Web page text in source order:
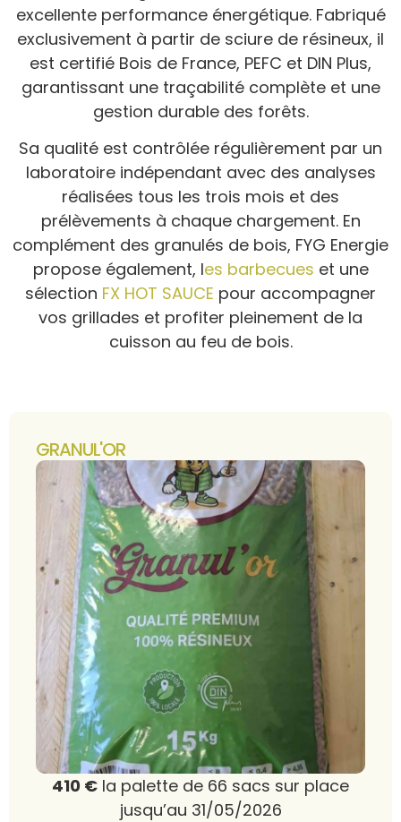
excellente performance énergétique. Fabriqué
exclusivement à partir de sciure de résineux, il
est certifié Bois de France, PEFC et DIN Plus,
garantissant une traçabilité complète et une
gestion durable des forêts.
Sa qualité est contrôlée régulièrement par un
laboratoire indépendant avec des analyses
réalisées tous les trois mois et des
prélèvements à chaque chargement. En
complément des granulés de bois, FYG Energie
propose également, les barbecues et une
sélection FX HOT SAUCE pour accompagner
vos grillades et profiter pleinement de la
cuisson au feu de bois.
GRANUL'OR
410 € la palette de 66 sacs sur place
jusqu’au 31/05/2026